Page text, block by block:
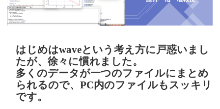
はじめはwaveという考え方に戸惑いまし
たが、徐々に慣れました。
多くのデータが一つのファイルにまとめ
られるので、PC内のファイルもスッキリ
です。